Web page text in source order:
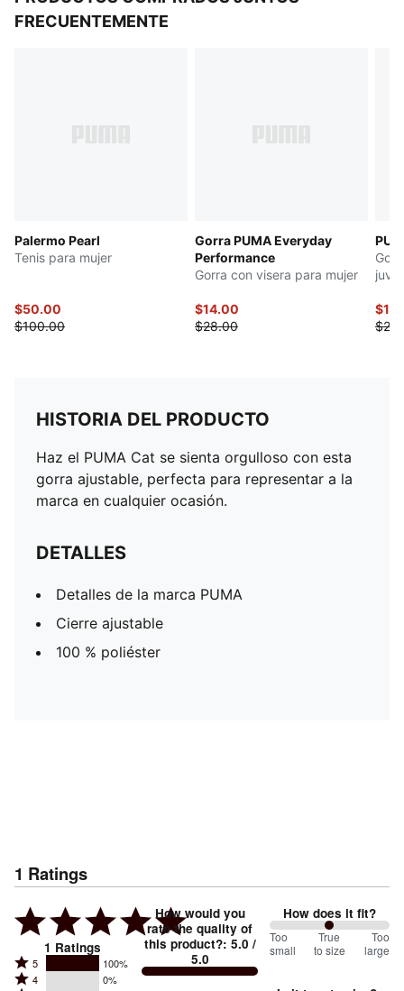
FRECUENTEMENTE
Palermo Pearl
Tenis para mujer
$50.00
$100.00
Gorra PUMA Everyday
Performance
Gorra con visera para mujer
$14.00
$28.00
HISTORIA DEL PRODUCTO
Haz el PUMA Cat se sienta orgulloso con esta
gorra ajustable, perfecta para representar a la
marca en cualquier ocasión.
DETALLES
Detalles de la marca PUMA
Cierre ajustable
100 % poliéster
1 Ratings
1 Ratings
Rated
5
5 100%
Rated
4 0%
How would you
rate the quality of
this product?: 5.0 /
5.0
How does it fit?
100
between
Too
small
True
to size
Too
large